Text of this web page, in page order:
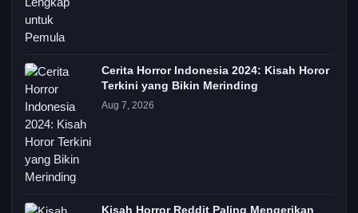
Cerita Horror Indonesia 2024: Kisah Horor
Terkini yang Bikin Merinding
Aug 7, 2026
Kisah Horror Reddit Paling Mengerikan